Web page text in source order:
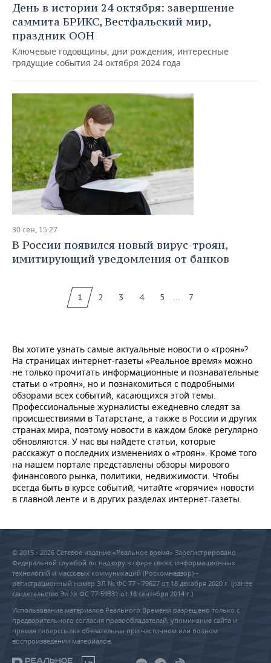
День в истории 24 октября: завершение
саммита БРИКС, Вестфальский мир,
праздник ООН
Ключевые годовщины, дни рождения, интересные
грядущие события 24 октября 2024 года
30 сен, 15:27
В России появился новый вирус-троян,
имитирующий уведомления от банков
1 2 3 4 5 ... 7
Вы хотите узнать самые актуальные новости о «троян»?
На страницах интернет-газеты «Реальное время» можно
не только прочитать информационные и познавательные
статьи о «троян», но и познакомиться с подробными
обзорами всех событий, касающихся этой темы.
Профессиональные журналисты ежедневно следят за
происшествиями в Татарстане, а также в России и других
странах мира, поэтому новости в каждом блоке регулярно
обновляются. У нас вы найдете статьи, которые
расскажут о последних изменениях о «троян». Кроме того
на нашем портале представлены обзоры мирового
финансового рынка, политики, недвижимости. Чтобы
всегда быть в курсе событий, читайте «горячие» новости
в главной ленте и в других разделах интернет-газеты.
© 2015 - 2026 Сетевое издание «Реальное время» Зарегистрировано
Федеральной службой по надзору в сфере связи, информационных
технологий и массовых коммуникаций (Роскомнадзор) –
регистрационный номер ЭЛ № ФС 77 - 79627 от 18 декабря 2020 г. (ранее
свидетельство Эл № ФС 77-59331 от 18 сентября 2014 г.)
Использование материалов Реального Времени разрешено только с
предварительного согласия правообладателей, упоминание сайта и
прямая гиперссылка обязательны при частичном или полном
воспроизведении материалов.